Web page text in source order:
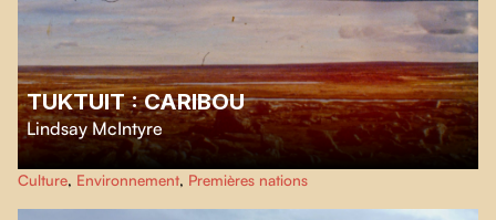
TUKTUIT : CARIBOU
Lindsay McIntyre
Ce documentaire expérimental explore les liens étroits et durables entre les
Inuits, le caribou, le lichen et l'utilisation du territoire.
Culture, Environnement, Premières nations